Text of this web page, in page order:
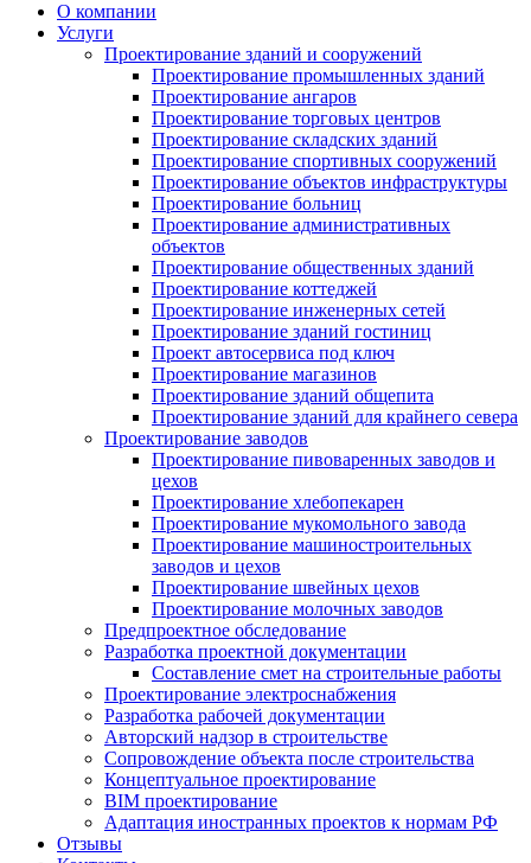
О компании
Услуги
Проектирование зданий и сооружений
Проектирование промышленных зданий
Проектирование ангаров
Проектирование торговых центров
Проектирование складских зданий
Проектирование спортивных сооружений
Проектирование объектов инфраструктуры
Проектирование больниц
Проектирование административных
объектов
Проектирование общественных зданий
Проектирование коттеджей
Проектирование инженерных сетей
Проектирование зданий гостиниц
Проект автосервиса под ключ
Проектирование магазинов
Проектирование зданий общепита
Проектирование зданий для крайнего севера
Проектирование заводов
Проектирование пивоваренных заводов и
цехов
Проектирование хлебопекарен
Проектирование мукомольного завода
Проектирование машиностроительных
заводов и цехов
Проектирование швейных цехов
Проектирование молочных заводов
Предпроектное обследование
Разработка проектной документации
Составление смет на строительные работы
Проектирование электроснабжения
Разработка рабочей документации
Авторский надзор в строительстве
Сопровождение объекта после строительства
Концептуальное проектирование
BIM проектирование
Адаптация иностранных проектов к нормам РФ
Отзывы